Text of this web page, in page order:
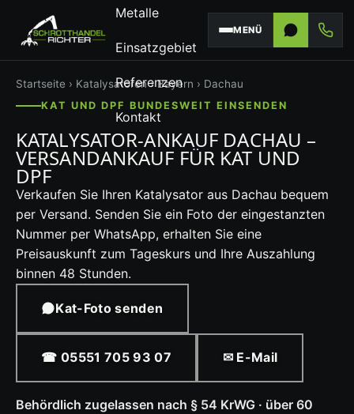
Metalle
Einsatzgebiet
Referenzen
Kontakt
MENÜ
Startseite › Katalysatoren›Bayern › Dachau
KAT UND DPF BUNDESWEIT EINSENDEN
KATALYSATOR-ANKAUF DACHAU –
VERSANDANKAUF FÜR KAT UND
DPF
Verkaufen Sie Ihren Katalysator aus Dachau bequem
per Versand. Senden Sie ein Foto der eingestanzten
Nummer per WhatsApp, erhalten Sie eine
Preisauskunft zum Tageskurs und Ihre Auszahlung
binnen 48 Stunden.
Kat-Foto senden
☎ 05551 705 93 07 ✉ E-Mail
Behördlich zugelassen nach § 54 KrWG · über 60